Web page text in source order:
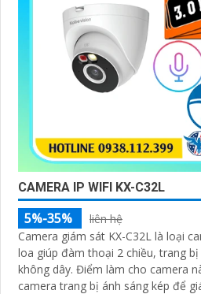
CAMERA IP WIFI KX-C32L
5%-35%
liên hệ
Camera giám sát KX-C32L là loại
loa giúp đàm thoại 2 chiều, trang
không dây. Điểm làm cho camera này được bán nhiều hơn là
camera trang bị ánh sáng kép để